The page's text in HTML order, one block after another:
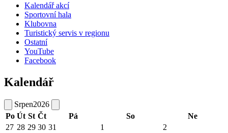
Kalendář akcí
Sportovní hala
Klubovna
Turistický servis v regionu
Ostatní
YouTube
Facebook
Kalendář
Srpen2026
Po Út St Čt Pá So
Ne
27 28 29 30 31 1
2